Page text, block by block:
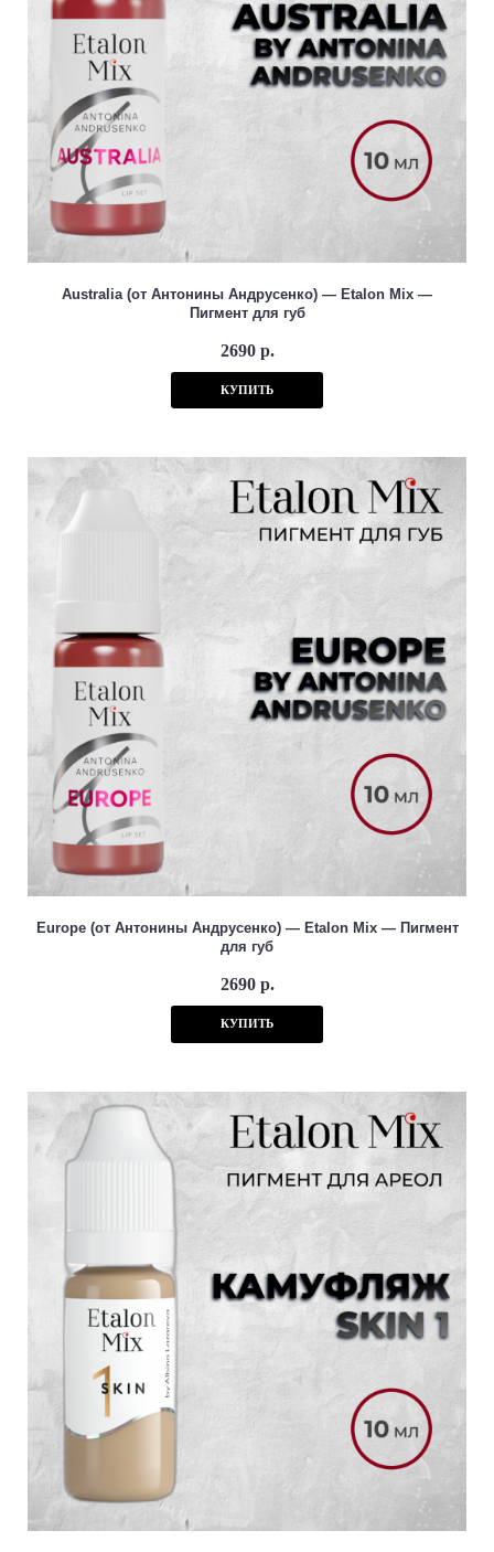
Australia (от Антонины Андрусенко) — Etalon Mix —
Пигмент для губ
2690 р.
КУПИТЬ
Europe (от Антонины Андрусенко) — Etalon Mix — Пигмент
для губ
2690 р.
КУПИТЬ